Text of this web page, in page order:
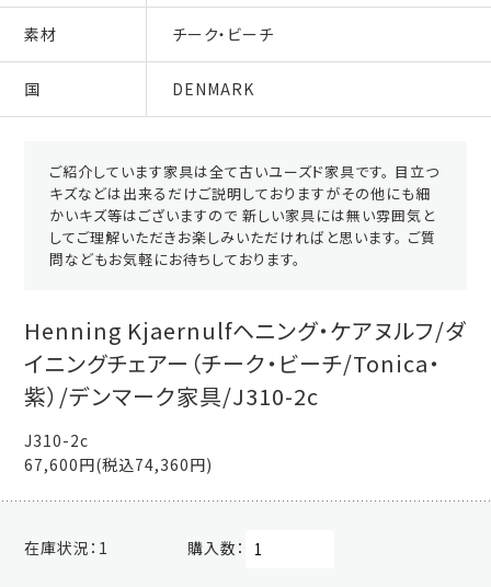
素材 チーク・ビーチ
国 DENMARK
ご紹介しています家具は全て古いユーズド家具です。 目立つ
キズなどは出来るだけご説明しておりますがその他にも細
かいキズ等はございますので 新しい家具には無い雰囲気と
してご理解いただきお楽しみいただければと思います。 ご質
問などもお気軽にお待ちしております。
Henning Kjaernulfヘニング・ケアヌルフ/ダ
イニングチェアー（チーク・ビーチ/Tonica・
紫）/デンマーク家具/J310-2c
J310-2c
67,600円(税込74,360円)
在庫状況： 1 購入数：